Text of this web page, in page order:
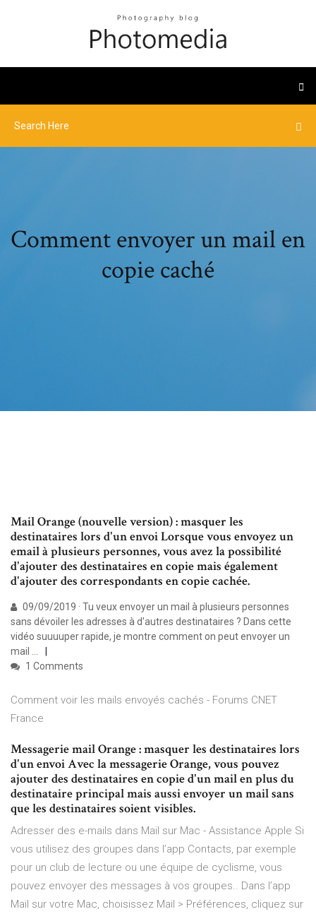
Comment envoyer un mail en
copie caché
Mail Orange (nouvelle version) : masquer les
destinataires lors d'un envoi Lorsque vous envoyez un
email à plusieurs personnes, vous avez la possibilité
d'ajouter des destinataires en copie mais également
d'ajouter des correspondants en copie cachée.
09/09/2019 · Tu veux envoyer un mail à plusieurs personnes
sans dévoiler les adresses à d'autres destinataires ? Dans cette
vidéo suuuuper rapide, je montre comment on peut envoyer un
mail …
1 Comments
Comment voir les mails envoyés cachés - Forums CNET
France
Messagerie mail Orange : masquer les destinataires lors
d'un envoi Avec la messagerie Orange, vous pouvez
ajouter des destinataires en copie d'un mail en plus du
destinataire principal mais aussi envoyer un mail sans
que les destinataires soient visibles.
Adresser des e-mails dans Mail sur Mac - Assistance Apple Si
vous utilisez des groupes dans l’app Contacts, par exemple
pour un club de lecture ou une équipe de cyclisme, vous
pouvez envoyer des messages à vos groupes.. Dans l’app
Mail sur votre Mac, choisissez Mail > Préférences, cliquez sur